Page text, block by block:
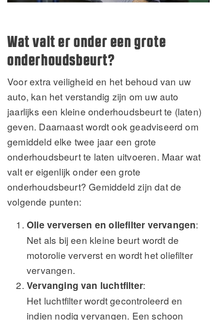
Wat valt er onder een grote
onderhoudsbeurt?
Voor extra veiligheid en het behoud van uw
auto, kan het verstandig zijn om uw auto
jaarlijks een kleine onderhoudsbeurt te (laten)
geven. Daarnaast wordt ook geadviseerd om
gemiddeld elke twee jaar een grote
onderhoudsbeurt te laten uitvoeren. Maar wat
valt er eigenlijk onder een grote
onderhoudsbeurt? Gemiddeld zijn dat de
volgende punten:
Olie verversen en oliefilter vervangen:
Net als bij een kleine beurt wordt de
motorolie ververst en wordt het oliefilter
vervangen.
Vervanging van luchtfilter:
Het luchtfilter wordt gecontroleerd en
indien nodig vervangen. Een schoon